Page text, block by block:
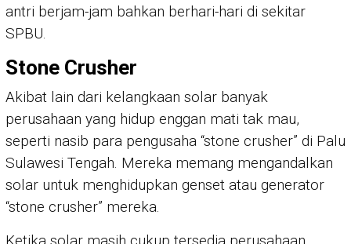
antri berjam-jam bahkan berhari-hari di sekitar
SPBU.
Stone Crusher
Akibat lain dari kelangkaan solar banyak
perusahaan yang hidup enggan mati tak mau,
seperti nasib para pengusaha “stone crusher” di Palu
Sulawesi Tengah. Mereka memang mengandalkan
solar untuk menghidupkan genset atau generator
“stone crusher” mereka.